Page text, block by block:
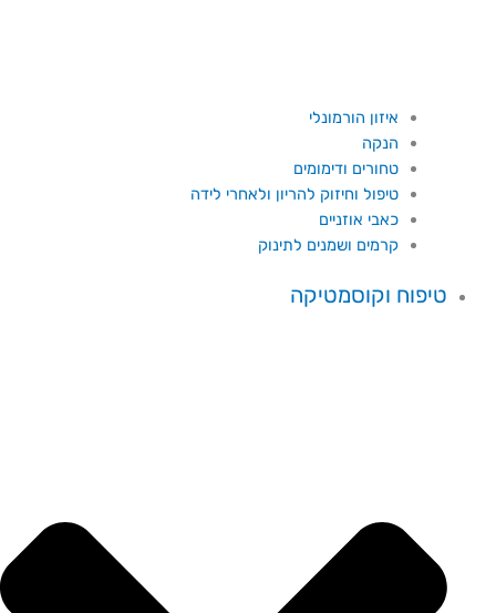
איזון הורמונלי
הנקה
טחורים ודימומים
טיפול וחיזוק להריון ולאחרי לידה
כאבי אוזניים
קרמים ושמנים לתינוק
טיפוח וקוסמטיקה